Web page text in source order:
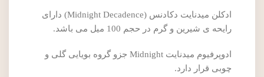
ادکلن میدنایت دکادنس (Midnight Decadence) دارای
رایحه ی شیرین و گرم در حجم 100 میل می باشد.
ادوپرفیوم میدنایت Midnight جزو گروه بویایی گلی و
چوبی قرار دارد.